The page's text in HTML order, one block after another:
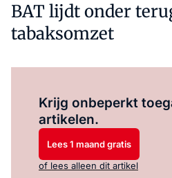
BAT lijdt onder
tabaksomzet
Krijg onbeperkt
artikelen.
Lees 1 maand gratis
of lees alleen dit artikel